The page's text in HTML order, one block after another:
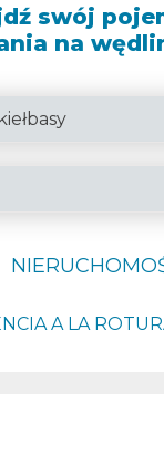
swój
na
A LA